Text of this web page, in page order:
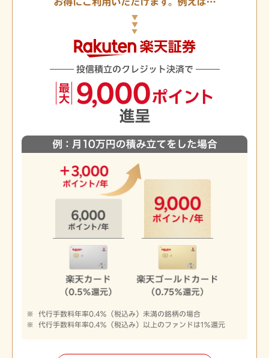
代行手数料年率0.4％（税込み）未満の銘柄の場合
代行手数料年率0.4％（税込み）以上のファンドは1％還元